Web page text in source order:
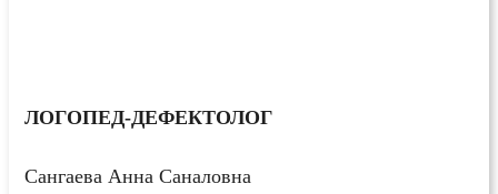
ЛОГОПЕД-ДЕФЕКТОЛОГ
Сангаева Анна Саналовна